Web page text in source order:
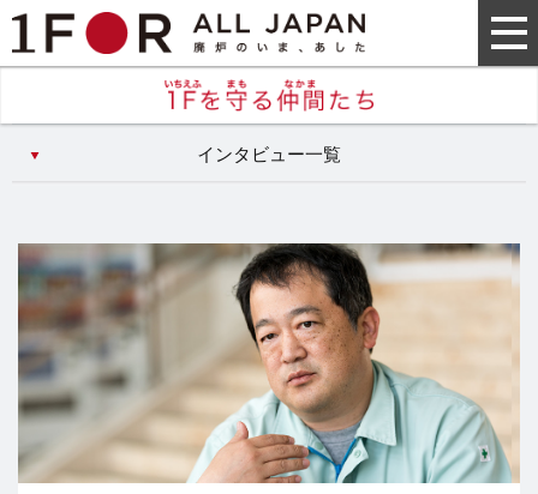
インタビュー一覧